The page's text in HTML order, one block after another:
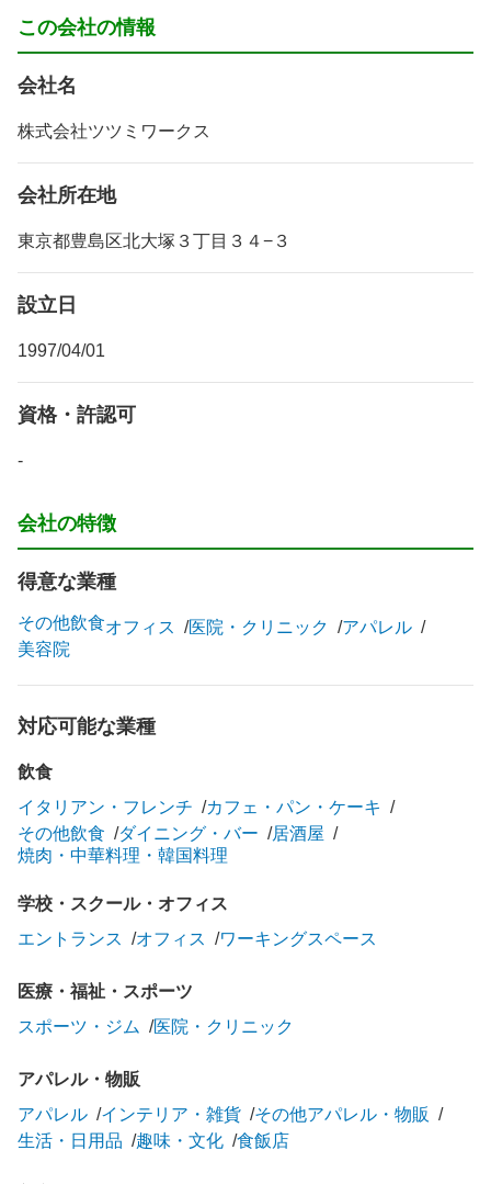
この会社の情報
会社名
株式会社ツツミワークス
会社所在地
東京都豊島区北大塚３丁目３４−３
設立日
1997/04/01
資格・許認可
-
会社の特徴
得意な業種
その他飲食オフィス 医院・クリニック
アパレル
美容院
対応可能な業種
飲食
イタリアン・フレンチ
カフェ・パン・ケーキ
その他飲食
ダイニング・バー
居酒屋
焼肉・中華料理・韓国料理
学校・スクール・オフィス
エントランス
オフィス ワーキングスペース
医療・福祉・スポーツ
スポーツ・ジム
医院・クリニック
アパレル・物販
アパレル
インテリア・雑貨
その他アパレル・物販
生活・日用品
趣味・文化 食飯店